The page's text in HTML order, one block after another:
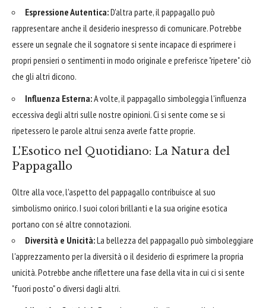
Espressione Autentica:D'altra parte, il pappagallo può
rappresentare anche il desiderio inespresso di comunicare. Potrebbe
essere un segnale che il sognatore si sente incapace di esprimere i
propri pensieri o sentimenti in modo originale e preferisce "ripetere" ciò
che gli altri dicono.
Influenza Esterna:A volte, il pappagallo simboleggia l'influenza
eccessiva degli altri sulle nostre opinioni. Ci si sente come se si
ripetessero le parole altrui senza averle fatte proprie.
L'Esotico nel Quotidiano: La Natura del
Pappagallo
Oltre alla voce, l'aspetto del pappagallo contribuisce al suo
simbolismo onirico. I suoi colori brillanti e la sua origine esotica
portano con sé altre connotazioni.
Diversità e Unicità:La bellezza del pappagallo può simboleggiare
l'apprezzamento per la diversità o il desiderio di esprimere la propria
unicità. Potrebbe anche riflettere una fase della vita in cui ci si sente
"fuori posto" o diversi dagli altri.